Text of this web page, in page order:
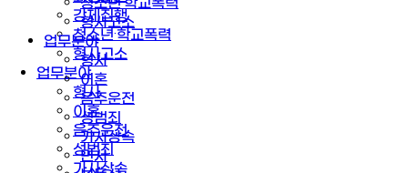
강제집행
청소년·학교폭력
형사고소
업무분야
형사
이혼
음주운전
성범죄
가사상속
형사고소
업무분야
형사
이혼
음주운전
성범죄
가사상속
민사